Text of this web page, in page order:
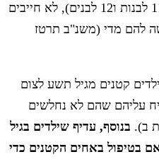
ילדים בשנה שלפני גיל מצוות (11 לבנות ו12 לבנים), לא חייבים
להם מדי (משנ"ב תרטז
קטנים מגיל תשע לצום
עליהם שהם לא נחלשים
ב). בנוסף, עדיף שילדים בגיל
לאם בטיפול באחים הקטנים כדי